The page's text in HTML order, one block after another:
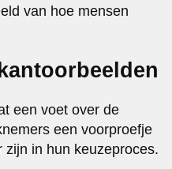
van hoe mensen
een voet over de
een voorproefje
in hun keuzeproces.